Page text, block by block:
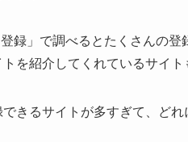
」で調べるとたくさんの登
を紹介してくれているサイト
きるサイトが多すぎて、どれ